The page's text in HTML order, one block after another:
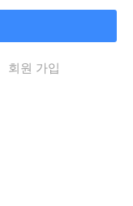
회원 가입